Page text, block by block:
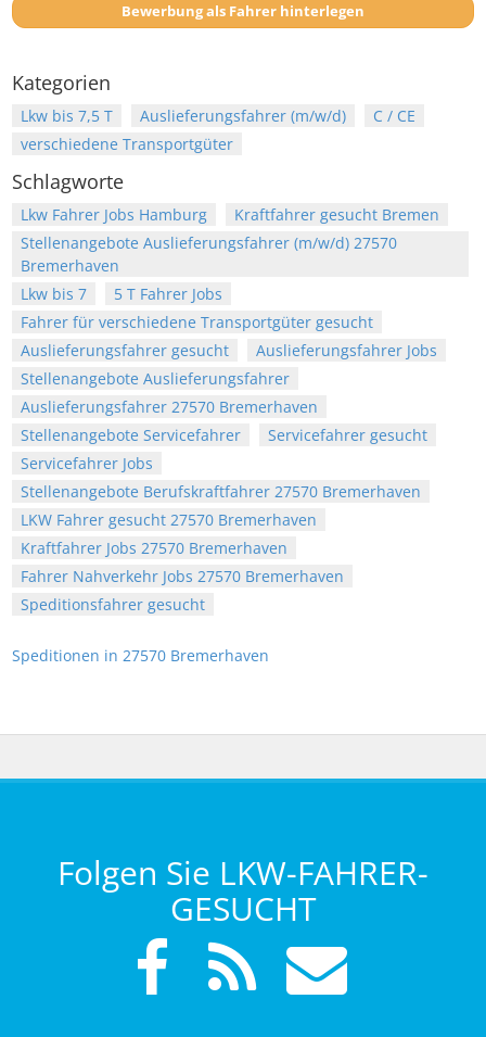
Bewerbung als Fahrer hinterlegen
Kategorien
Lkw bis 7,5 T Auslieferungsfahrer (m/w/d)
C / CE
verschiedene Transportgüter
Schlagworte
Lkw Fahrer Jobs Hamburg
Kraftfahrer gesucht Bremen
Stellenangebote Auslieferungsfahrer (m/w/d) 27570
Bremerhaven
Lkw bis 7
5 T Fahrer Jobs
Fahrer für verschiedene Transportgüter gesucht
Auslieferungsfahrer gesucht
Auslieferungsfahrer Jobs
Stellenangebote Auslieferungsfahrer
Auslieferungsfahrer 27570 Bremerhaven
Stellenangebote Servicefahrer
Servicefahrer gesucht
Servicefahrer Jobs
Stellenangebote Berufskraftfahrer 27570 Bremerhaven
LKW Fahrer gesucht 27570 Bremerhaven
Kraftfahrer Jobs 27570 Bremerhaven
Fahrer Nahverkehr Jobs 27570 Bremerhaven
Speditionsfahrer gesucht
Speditionen in 27570 Bremerhaven
Folgen Sie LKW-FAHRER-
GESUCHT